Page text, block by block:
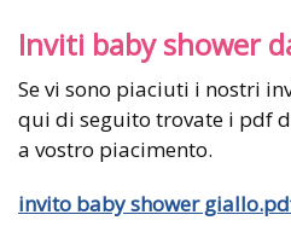
Inviti baby shower
Se vi sono piaciuti i nostri
qui di seguito trovate i pdf
a vostro piacimento.
invito baby shower